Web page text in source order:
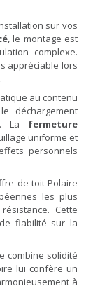
sur vos
, le montage est
complexe.
appréciable lors
au contenu
déchargement
La fermeture
uniforme et
personnels
de toit Polaire
les plus
Cette
fiabilité sur la
combine solidité
lui confère un
à